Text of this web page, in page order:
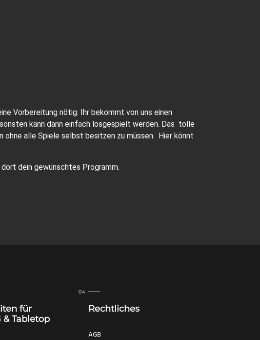
Vorbereitung nötig. Ihr bekommt von uns einen
kann dann einfach losgespielt werden. Das tolle
ohne alle Spiele selbst besitzen zu müssen. Hier könnt
dort dein gewünschtes Programm.
für
& Tabletop
Rechtliches
AGB